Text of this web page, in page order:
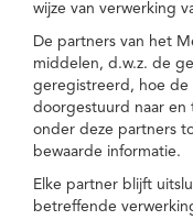
wijze van verwerking
De partners van het
middelen, d.w.z. de
geregistreerd, hoe de
doorgestuurd naar en
onder deze partners
bewaarde informatie.
Elke partner blijft
betreffende